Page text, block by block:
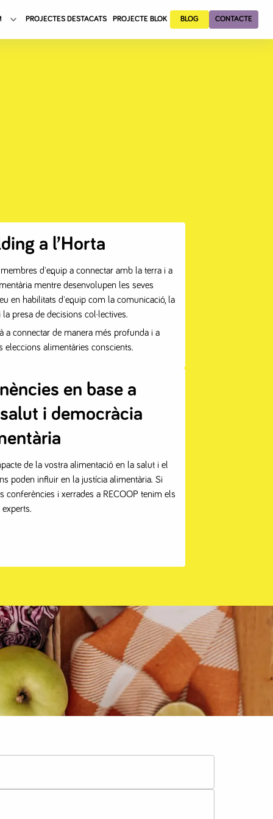
forQUI SOM
Toggle menu forQUÈ FEM
PROJECTES DESTACATS PROJECTE BLOK BLOG CONTACTE
a l’Horta
d'equip a connectar amb la terra i a
mentre desenvolupen les seves
en habilitats d'equip com la comunicació, la
presa de decisions col·lectives.
a connectar de manera més profunda i a
eleccions alimentàries conscients.
en base a
i democràcia
de la vostra alimentació en la salut i el
poden influir en la justícia alimentària. Si
conferències i xerrades a RECOOP tenim els
experts.